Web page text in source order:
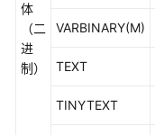
持
数
源
体
（二
进
制）
VARBINARY(M)
TEXT
TINYTEXT